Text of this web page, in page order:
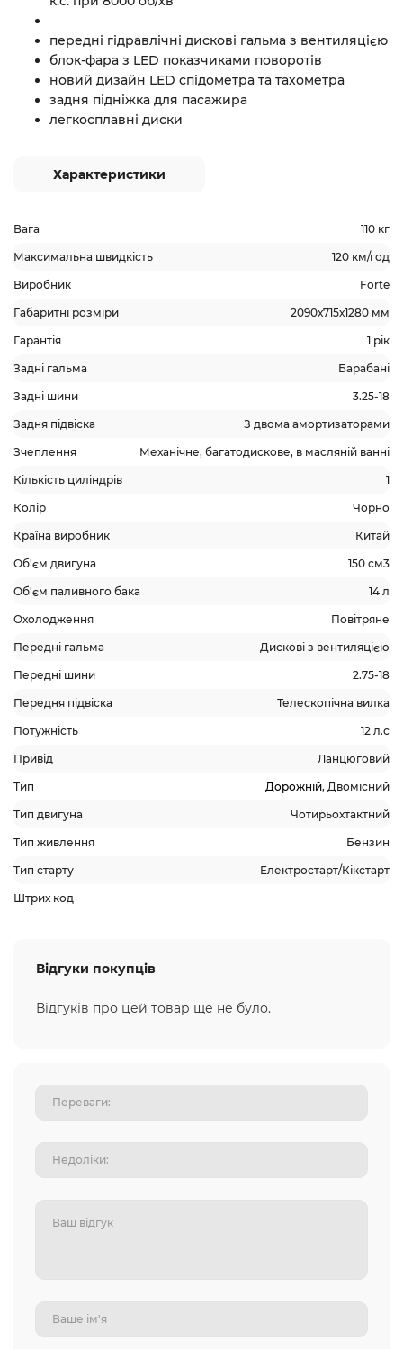
передні гідравлічні дискові гальма з вентиляцією
блок-фара з LED показчиками поворотів
новий дизайн LED спідометра та тахометра
задня підніжка для пасажира
легкосплавні диски
Характеристики
Вага 110 кг
Максимальна швидкість 120 км/год
Виробник Forte
Габаритні розміри 2090х715х1280 мм
Гарантія 1 рік
Задні гальма Барабані
Задні шини 3.25-18
Задня підвіска З двома амортизаторами
Зчеплення Механічне, багатодискове, в масляній ванні
Кількість циліндрів 1
Колір Чорно
Країна виробник Китай
Об'єм двигуна 150 см3
Об'єм паливного бака 14 л
Охолодження Повітряне
Передні гальма Дискові з вентиляцією
Передні шини 2.75-18
Передня підвіска Телескопічна вилка
Потужність 12 л.с
Привід Ланцюговий
Тип Дорожній, Двомісний
Тип двигуна Чотирьохтактний
Тип живлення Бензин
Тип старту Електростарт/Кікстарт
Штрих код
Відгуки покупців
Відгуків про цей товар ще не було.